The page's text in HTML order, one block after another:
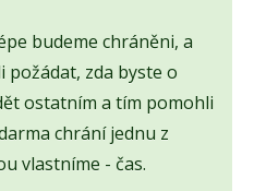
budeme chráněni, a
požádat, zda byste o
ostatním a tím pomohli
chrání jednu z
vlastníme - čas.